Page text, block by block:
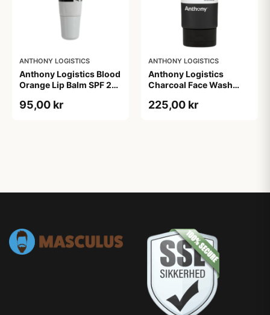
ANTHONY LOGISTICS
Anthony Logistics Blood
Orange Lip Balm SPF 25
95,00 kr
ANTHONY LOGISTICS
Anthony Logistics
Charcoal Face Wash
225,00 kr